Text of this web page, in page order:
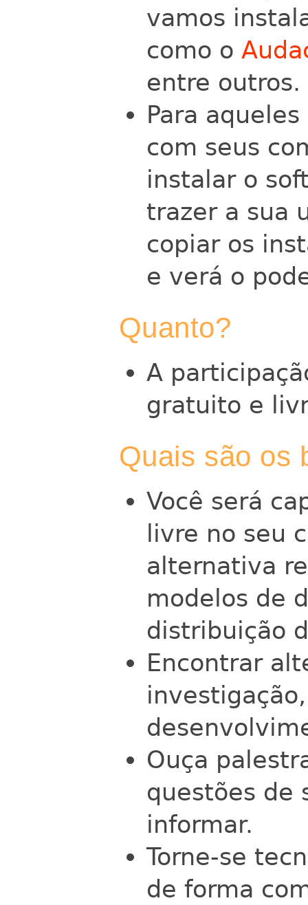
vamos
como o
entre outros.
Para
com seus
instalar o
trazer a sua
copiar os
e verá o
Quanto?
A
gratuito e
Quais são os
Você será
livre no seu
alternativa
modelos de
distribuição
Encontrar
Ouça
questões de
informar.
Torne-se
de forma